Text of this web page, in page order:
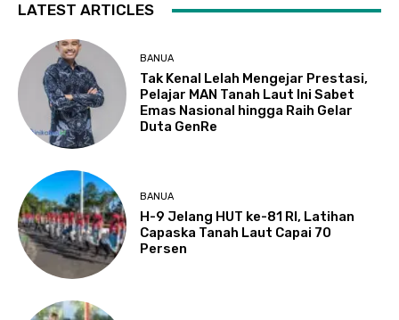
LATEST ARTICLES
BANUA
Tak Kenal Lelah Mengejar Prestasi,
Pelajar MAN Tanah Laut Ini Sabet
Emas Nasional hingga Raih Gelar
Duta GenRe
BANUA
H-9 Jelang HUT ke-81 RI, Latihan
Capaska Tanah Laut Capai 70
Persen